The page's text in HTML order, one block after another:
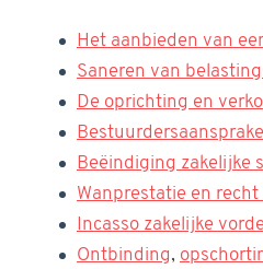
Het aanbieden van
Saneren van
De oprichting en
Beëindiging zakelijke
Wanprestatie en
Incasso zakelijke
Ontbinding,